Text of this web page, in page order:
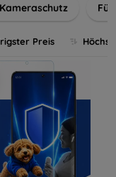
und zuverlässigen
Kameraschutz
Preis